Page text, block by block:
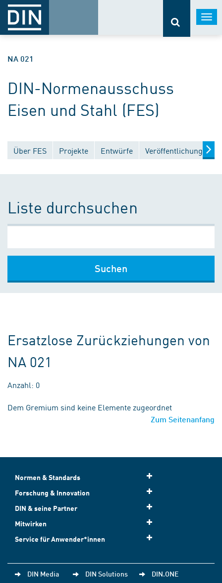
NA 021
DIN-Normenausschuss
Eisen und Stahl (FES)
Über FES Projekte Entwürfe Veröffentlichungen
Liste durchsuchen
Suchen
Ersatzlose Zurückziehungen von
NA 021
Anzahl: 0
Dem Gremium sind keine Elemente zugeordnet
Zum Seitenanfang
Normen & Standards
Forschung & Innovation
DIN & seine Partner
Mitwirken
Service für Anwender*innen
DIN Media DIN Solutions DIN.ONE